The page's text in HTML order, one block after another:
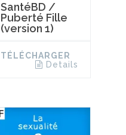
SantéBD /
Puberté Fille
(version 1)
TÉLÉCHARGER
Details